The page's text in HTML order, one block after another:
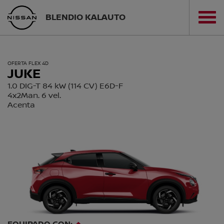
BLENDIO KALAUTO
OFERTA FLEX 4D
JUKE
1.0 DIG-T 84 kW (114 CV) E6D-F
4x2Man. 6 vel.
Acenta